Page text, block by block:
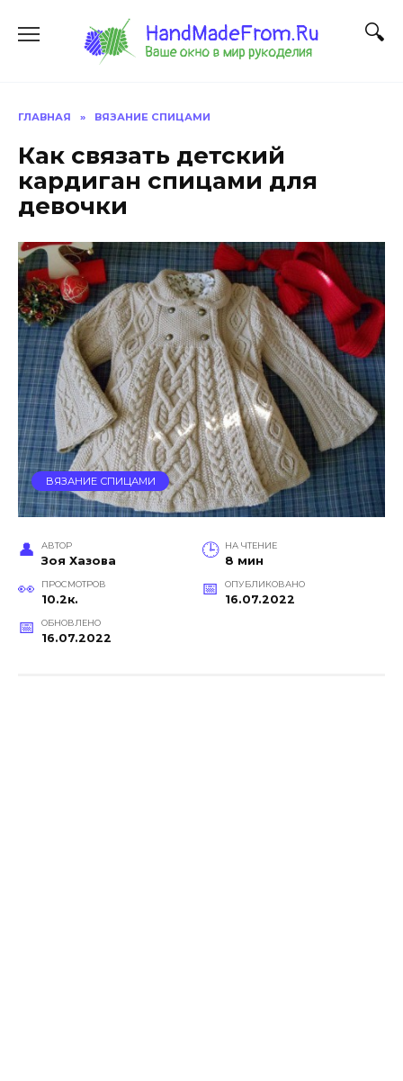
содержанию
ГЛАВНАЯ » ВЯЗАНИЕ СПИЦАМИ
Как связать детский
кардиган спицами для
девочки
ВЯЗАНИЕ СПИЦАМИ
АВТОР
Зоя Хазова
НА ЧТЕНИЕ
8 мин
ПРОСМОТРОВ
10.2к.
ОПУБЛИКОВАНО
16.07.2022
ОБНОВЛЕНО
16.07.2022